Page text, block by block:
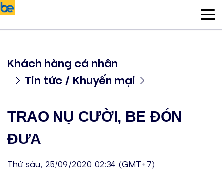
Khách hàng cá nhân
Tin tức / Khuyến mại
TRAO NỤ CƯỜI, BE ĐÓN
ĐƯA
Thứ sáu, 25/09/2020 02:34 (GMT+7)